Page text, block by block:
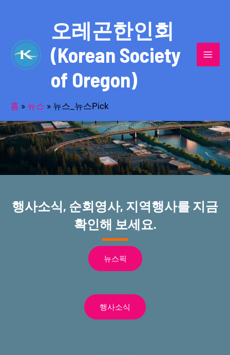
오레곤한인회
(Korean Society
of Oregon)
홈 » 뉴스 » 뉴스_뉴스Pick
반세기의 세월을 품고 동포사회를 섬겨온
오레곤한인회!
행사소식, 순회영사, 지역행사를 지금
확인해 보세요.
뉴스픽
행사소식